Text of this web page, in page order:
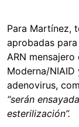
Para Martínez,
aprobadas
ARN mensajero
Moderna/
adenovirus,
“serán
esterilización”.